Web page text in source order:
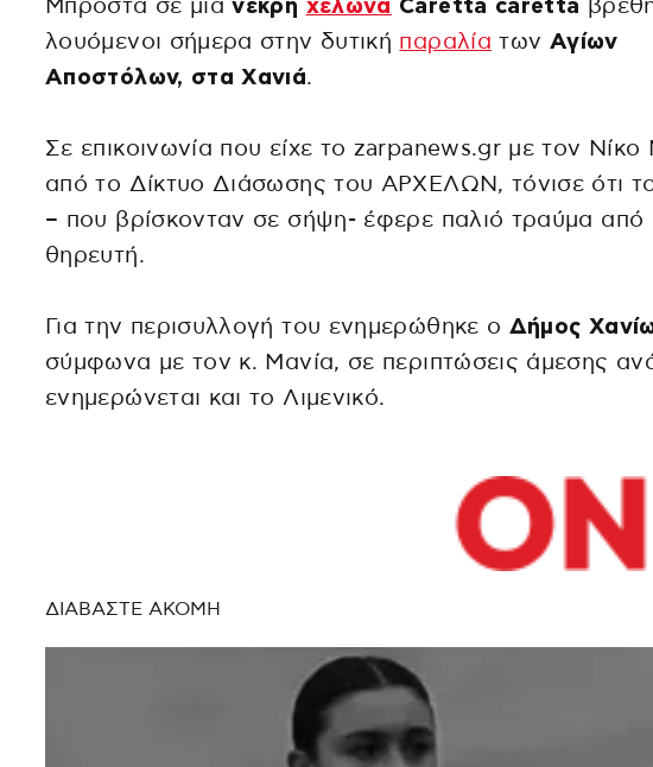
Μπροστά σε μιανεκρή χελώνα Caretta caretta
λουόμενοι σήμερα στην δυτική παραλία των Αγίων
Αποστόλων, στα Χανιά.
Σε επικοινωνία που είχε το zarpanews.gr με τον Νίκο
από το Δίκτυο Διάσωσης του ΑΡΧΕΛΩΝ, τόνισε ότι
– που βρίσκονταν σε σήψη- έφερε παλιό τραύμα από
θηρευτή.
Για την περισυλλογή του ενημερώθηκε ο Δήμος
σύμφωνα με τον κ. Μανία, σε περιπτώσεις άμεσης
ενημερώνεται και το Λιμενικό.
ΔΙΑΒΑΣΤΕ ΑΚΟΜΗ